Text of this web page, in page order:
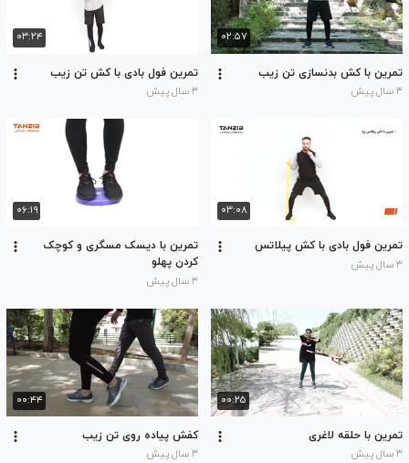
۰۲:۵۷
تمرین با کش بدنسازی تن زیب
۳ سال پیش
۰۳:۲۴
تمرین فول بادی با کش تن زیب
۳ سال پیش
۰۳:۰۸
تمرین فول بادی با کش پیلاتس
۳ سال پیش
۰۶:۱۹
تمرین با دیسک مسگری و کوچک
کردن پهلو
۳ سال پیش
۰۰:۲۵
تمرین با حلقه لاغری
۳ سال پیش
۰۰:۴۴
کفش پیاده روی تن زیب
۳ سال پیش